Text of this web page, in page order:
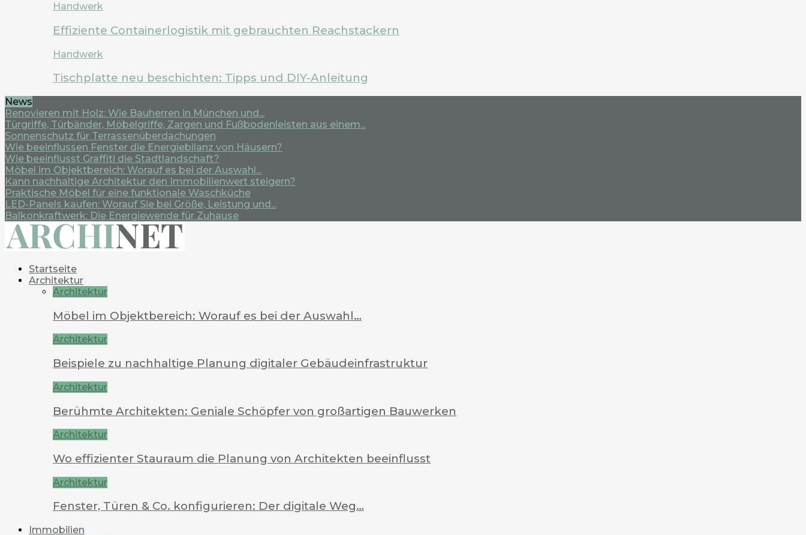
Handwerk
Effiziente Containerlogistik mit gebrauchten Reachstackern
Handwerk
Tischplatte neu beschichten: Tipps und DIY-Anleitung
News
Renovieren mit Holz: Wie Bauherren in München und...
Türgriffe, Türbänder, Möbelgriffe, Zargen und Fußbodenleisten aus einem...
Sonnenschutz für Terrassenüberdachungen
Wie beeinflussen Fenster die Energiebilanz von Häusern?
Wie beeinflusst Graffiti die Stadtlandschaft?
Möbel im Objektbereich: Worauf es bei der Auswahl...
Kann nachhaltige Architektur den Immobilienwert steigern?
Praktische Möbel für eine funktionale Waschküche
LED-Panels kaufen: Worauf Sie bei Größe, Leistung und...
Balkonkraftwerk: Die Energiewende für Zuhause
Startseite
Architektur
Architektur
Möbel im Objektbereich: Worauf es bei der Auswahl…
Architektur
Beispiele zu nachhaltige Planung digitaler Gebäudeinfrastruktur
Architektur
Berühmte Architekten: Geniale Schöpfer von großartigen Bauwerken
Architektur
Wo effizienter Stauraum die Planung von Architekten beeinflusst
Architektur
Fenster, Türen & Co. konfigurieren: Der digitale Weg…
Immobilien